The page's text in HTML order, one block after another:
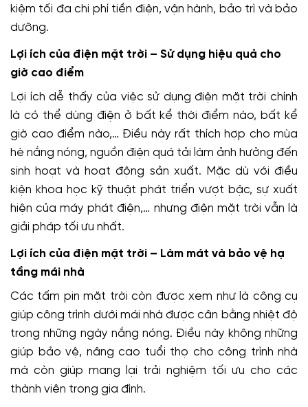
kiệm tối đa chi phí tiền điện, vận hành, bảo trì và bảo
dưỡng.
Lợi ích của điện mặt trời – Sử dụng hiệu quả cho
giờ cao điểm
Lợi ích dễ thấy của việc sử dụng điện mặt trời chính
là có thể dùng điện ở bất kể thời điểm nào, bất kể
giờ cao điểm nào,… Điều này rất thích hợp cho mùa
hè nắng nóng, nguồn điện quá tải làm ảnh hưởng đến
sinh hoạt và hoạt động sản xuất. Mặc dù với điều
kiện khoa học kỹ thuật phát triển vượt bậc, sự xuất
hiện của máy phát điện,… nhưng điện mặt trời vẫn là
giải pháp tối ưu nhất.
Lợi ích của điện mặt trời – Làm mát và bảo vệ hạ
tầng mái nhà
Các tấm pin mặt trời còn được xem như là công cụ
giúp công trình dưới mái nhà được cân bằng nhiệt độ
trong những ngày nắng nóng. Điều này không những
giúp bảo vệ, nâng cao tuổi thọ cho công trình nhà
mà còn giúp mang lại trải nghiệm tối ưu cho các
thành viên trong gia đình.